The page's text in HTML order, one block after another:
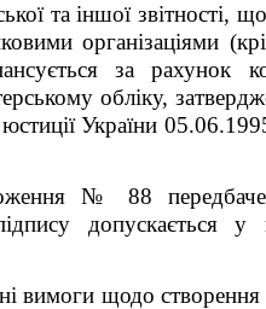
та іншої
організаціями
за
обліку,
юстиції України
№ 88
допускається
вимоги щодо